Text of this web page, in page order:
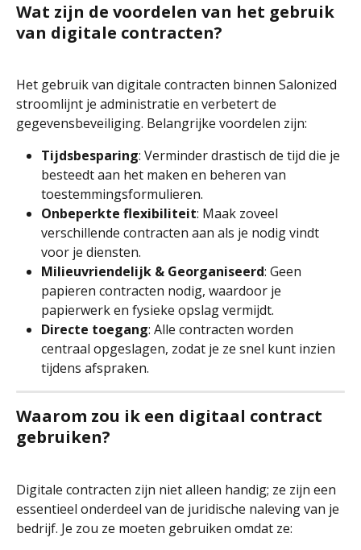
Wat zijn de voordelen van het gebruik
van digitale contracten?
Het gebruik van digitale contracten binnen Salonized
stroomlijnt je administratie en verbetert de
gegevensbeveiliging. Belangrijke voordelen zijn:
Tijdsbesparing: Verminder drastisch de tijd die je
besteedt aan het maken en beheren van
toestemmingsformulieren.
Onbeperkte flexibiliteit: Maak zoveel
verschillende contracten aan als je nodig vindt
voor je diensten.
Milieuvriendelijk & Georganiseerd: Geen
papieren contracten nodig, waardoor je
papierwerk en fysieke opslag vermijdt.
Directe toegang: Alle contracten worden
centraal opgeslagen, zodat je ze snel kunt inzien
tijdens afspraken.
Waarom zou ik een digitaal contract
gebruiken?
Digitale contracten zijn niet alleen handig; ze zijn een
essentieel onderdeel van de juridische naleving van je
bedrijf. Je zou ze moeten gebruiken omdat ze: